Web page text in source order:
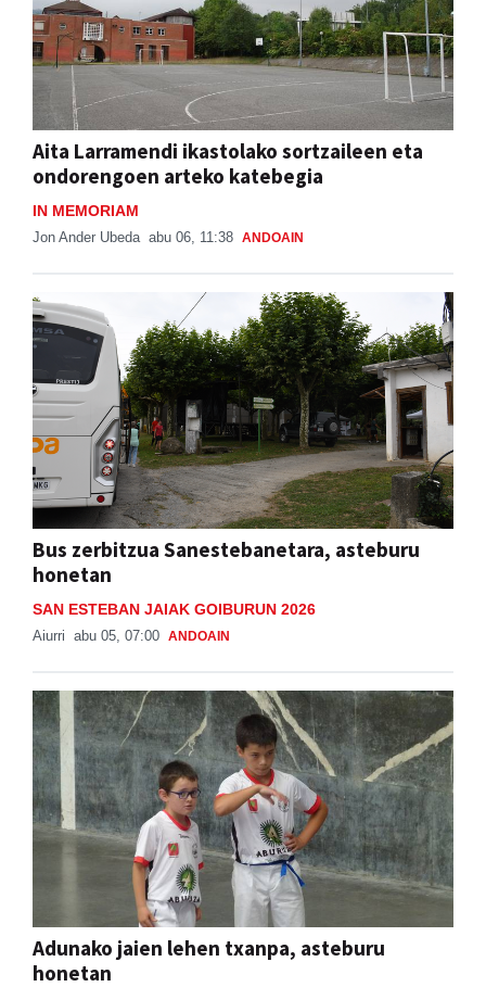
Aita Larramendi ikastolako sortzaileen eta
ondorengoen arteko katebegia
IN MEMORIAM
Jon Ander Ubeda abu 06, 11:38 ANDOAIN
Bus zerbitzua Sanestebanetara, asteburu
honetan
SAN ESTEBAN JAIAK GOIBURUN 2026
Aiurri abu 05, 07:00 ANDOAIN
Adunako jaien lehen txanpa, asteburu
honetan